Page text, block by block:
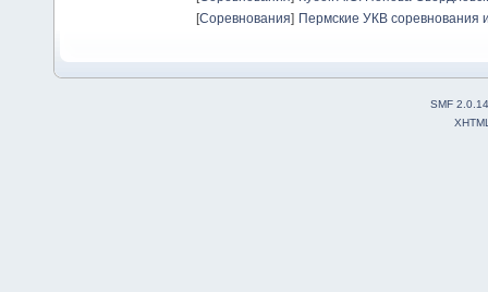
[Соревнования] Пермские УКВ соревнования
SMF 2.0.14